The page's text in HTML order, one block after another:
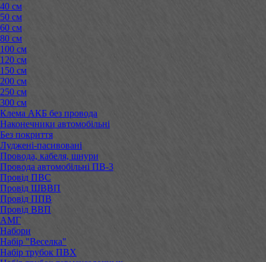
40 см
50 см
60 см
80 см
100 см
120 см
150 см
200 см
250 см
300 см
Клема АКБ без провода
Наконечники автомобільні
Без покриття
Луджені-пасивовані
Провода, кабеля, шнури
Провода автомобільні ПВ-3
Провід ПВС
Провід ШВВП
Провід ППВ
Провід ВВП
АМГ
Набори
Набір "Веселка"
Набір трубок ПВХ